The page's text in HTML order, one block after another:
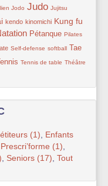
Jodo Judo Jujitsu
kendo kinomichi Kung fu
Pétanque Pilates
Self-defense softball Tae
Tennis de table Théâtre
(1)
Enfants
Prescri’forme (1)
Seniors (17) Tout